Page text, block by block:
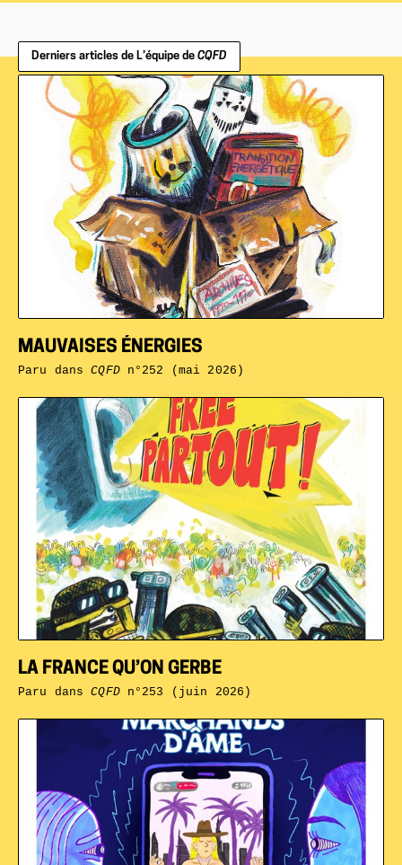
Derniers articles de L’équipe de CQFD
LA FRANCE QU’ON GERBE
Paru dansCQFDn°253 (juin 2026)
MAUVAISES ÉNERGIES
Paru dansCQFDn°252 (mai 2026)